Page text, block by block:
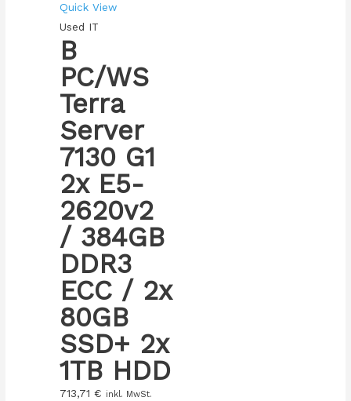
Quick View
Used IT
B
PC/WS
Terra
Server
7130 G1
2x E5-
2620v2
/ 384GB
DDR3
ECC / 2x
80GB
SSD+ 2x
1TB HDD
713,71 € inkl. MwSt.